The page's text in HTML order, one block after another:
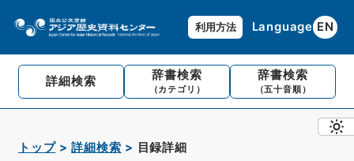
利用方法 Language EN
詳細検索 辞書検索
（カテゴリ）
辞書検索
（五十音順）
トップ 詳細検索 目録詳細